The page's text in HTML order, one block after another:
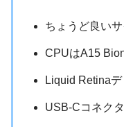
ちょうど良い
CPUはA15
Liquid Retina
USB-Cコネク